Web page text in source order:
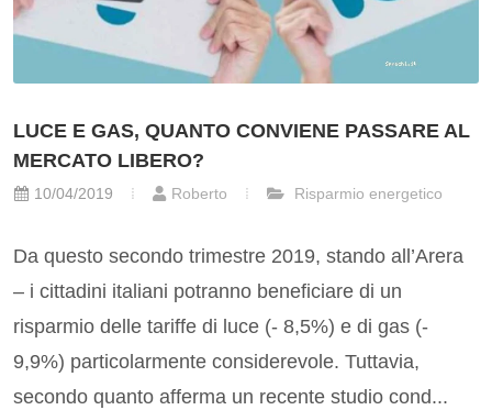
LUCE E GAS, QUANTO CONVIENE PASSARE AL
MERCATO LIBERO?
10/04/2019 Roberto Risparmio energetico
Da questo secondo trimestre 2019, stando all’Arera
– i cittadini italiani potranno beneficiare di un
risparmio delle tariffe di luce (- 8,5%) e di gas (-
9,9%) particolarmente considerevole. Tuttavia,
secondo quanto afferma un recente studio cond...